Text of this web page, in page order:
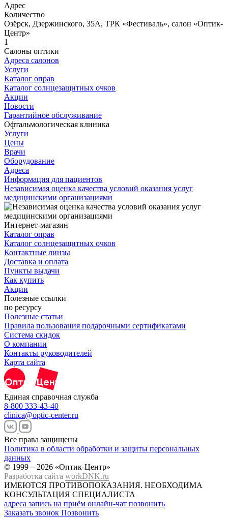
Адрес
Количество
Озёрск, Дзержинского, 35А, ТРК «Фестиваль», салон «Оптик-
Центр»
1
Салоны оптики
Адреса салонов
Услуги
Каталог оправ
Каталог солнцезащитных очков
Акции
Новости
Гарантийное обслуживание
Офтальмологическая клиника
Услуги
Цены
Врачи
Оборудование
Адреса
Информация для пациентов
Независимая оценка качества условий оказания услуг
медицинскими организациями
Интернет-магазин
Каталог оправ
Каталог солнцезащитных очков
Контактные линзы
Доставка и оплата
Пункты выдачи
Как купить
Акции
Полезные ссылки
по ресурсу
Полезные статьи
Правила пользования подарочными сертификатами
Система скидок
О компании
Контакты руководителей
Карта сайта
Единая справочная служба
8-800 333-43-40
clinica@optic-center.ru
Все права защищены
Политика в области обработки и защиты персональных
данных
© 1999 – 2026 «Оптик-Центр»
Разработка сайта workDNK.ru
ИМЕЮТСЯ ПРОТИВОПОКАЗАНИЯ. НЕОБХОДИМА
КОНСУЛЬТАЦИЯ СПЕЦИАЛИСТА
адреса запись на приём онлайн-чат позвонить
Заказать звонок Позвонить